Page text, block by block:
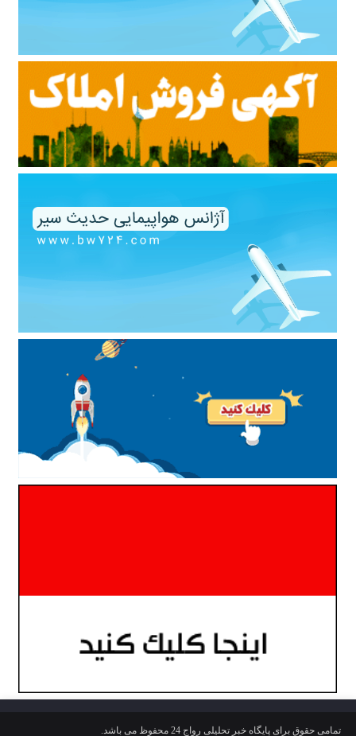
تمامی حقوق برای پایگاه خبر تحلیلی رواج 24 محفوظ می باشد.